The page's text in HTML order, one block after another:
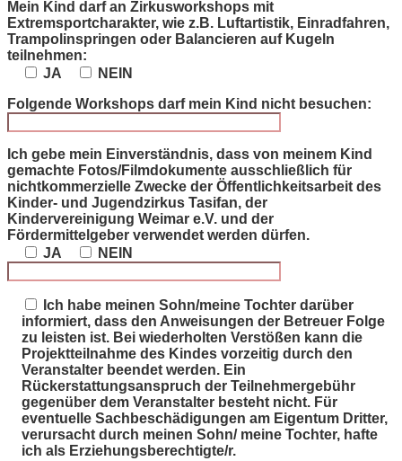
Mein Kind darf an Zirkusworkshops mit
Extremsportcharakter, wie z.B. Luftartistik, Einradfahren,
Trampolinspringen oder Balancieren auf Kugeln
teilnehmen:
JA
NEIN
Folgende Workshops darf mein Kind nicht besuchen:
Ich gebe mein Einverständnis, dass von meinem Kind
gemachte Fotos/Filmdokumente ausschließlich für
nichtkommerzielle Zwecke der Öffentlichkeitsarbeit des
Kinder- und Jugendzirkus Tasifan, der
Kindervereinigung Weimar e.V. und der
Fördermittelgeber verwendet werden dürfen.
JA
NEIN
Ich habe meinen Sohn/meine Tochter darüber
informiert, dass den Anweisungen der Betreuer Folge
zu leisten ist. Bei wiederholten Verstößen kann die
Projektteilnahme des Kindes vorzeitig durch den
Veranstalter beendet werden. Ein
Rückerstattungsanspruch der Teilnehmergebühr
gegenüber dem Veranstalter besteht nicht. Für
eventuelle Sachbeschädigungen am Eigentum Dritter,
verursacht durch meinen Sohn/ meine Tochter, hafte
ich als Erziehungsberechtigte/r.